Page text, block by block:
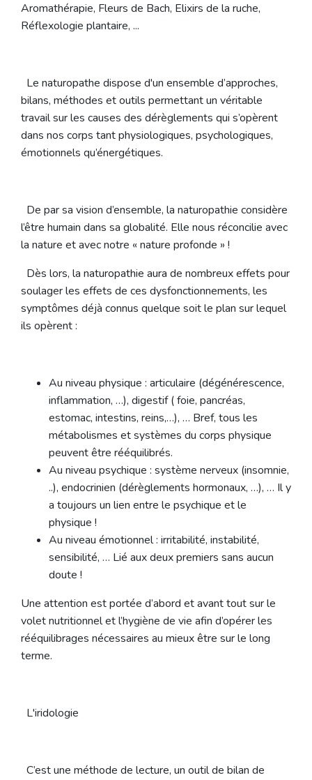
Aromathérapie, Fleurs de Bach, Elixirs de la ruche,
Réflexologie plantaire, ...
Le naturopathe dispose d'un ensemble d’approches,
bilans, méthodes et outils permettant un véritable
travail sur les causes des dérèglements qui s’opèrent
dans nos corps tant physiologiques, psychologiques,
émotionnels qu’énergétiques.
De par sa vision d’ensemble, la naturopathie considère
l’être humain dans sa globalité. Elle nous réconcilie avec
la nature et avec notre « nature profonde » !
Dès lors, la naturopathie aura de nombreux effets pour
soulager les effets de ces dysfonctionnements, les
symptômes déjà connus quelque soit le plan sur lequel
ils opèrent :
Au niveau physique : articulaire (dégénérescence,
inflammation, …), digestif ( foie, pancréas,
estomac, intestins, reins,…), … Bref, tous les
métabolismes et systèmes du corps physique
peuvent être rééquilibrés.
Au niveau psychique : système nerveux (insomnie,
..), endocrinien (dérèglements hormonaux, …), … Il y
a toujours un lien entre le psychique et le
physique !
Au niveau émotionnel : irritabilité, instabilité,
sensibilité, … Lié aux deux premiers sans aucun
doute !
Une attention est portée d’abord et avant tout sur le
volet nutritionnel et l’hygiène de vie afin d’opérer les
rééquilibrages nécessaires au mieux être sur le long
terme.
L'iridologie
C’est une méthode de lecture, un outil de bilan de